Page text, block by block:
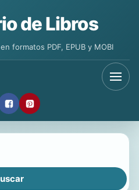
de Libros
formatos PDF, EPUB y MOBI